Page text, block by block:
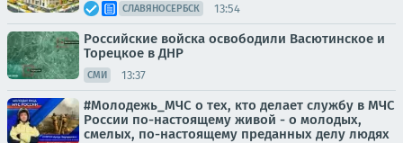
СЛАВЯНОСЕРБСК 13:54
Российские войска освободили Васютинское и
Торецкое в ДНР
СМИ 13:37
#Молодежь_МЧС о тех, кто делает службу в МЧС
России по-настоящему живой - о молодых,
смелых, по-настоящему преданных делу людях